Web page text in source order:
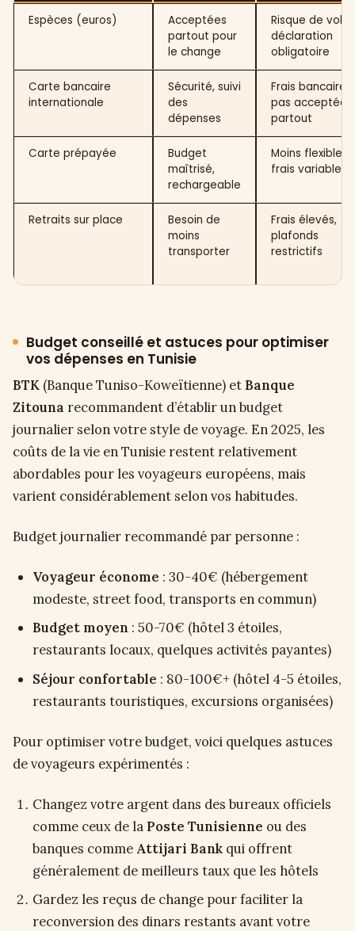
Espèces (euros)
Acceptées
partout pour
le change
Risque de vol,
déclaration
obligatoire
Carte bancaire
internationale
Sécurité, suivi
des
dépenses
Frais bancaires,
pas acceptée
partout
Carte prépayée
Budget
maîtrisé,
rechargeable
Moins flexible,
frais variables
Retraits sur place
Besoin de
moins
transporter
Frais élevés,
plafonds
restrictifs
Budget conseillé et astuces pour optimiser
vos dépenses en Tunisie
BTK (Banque Tuniso-Koweïtienne) et Banque
Zitouna recommandent d’établir un budget
journalier selon votre style de voyage. En 2025, les
coûts de la vie en Tunisie restent relativement
abordables pour les voyageurs européens, mais
varient considérablement selon vos habitudes.
Budget journalier recommandé par personne :
Voyageur économe : 30-40€ (hébergement
modeste, street food, transports en commun)
Budget moyen: 50-70€ (hôtel 3 étoiles,
restaurants locaux, quelques activités payantes)
Séjour confortable : 80-100€+ (hôtel 4-5 étoiles,
restaurants touristiques, excursions organisées)
Pour optimiser votre budget, voici quelques astuces
de voyageurs expérimentés :
Changez votre argent dans des bureaux officiels
comme ceux de la Poste Tunisienne ou des
banques comme Attijari Bankqui offrent
généralement de meilleurs taux que les hôtels
Gardez les reçus de change pour faciliter la
reconversion des dinars restants avant votre